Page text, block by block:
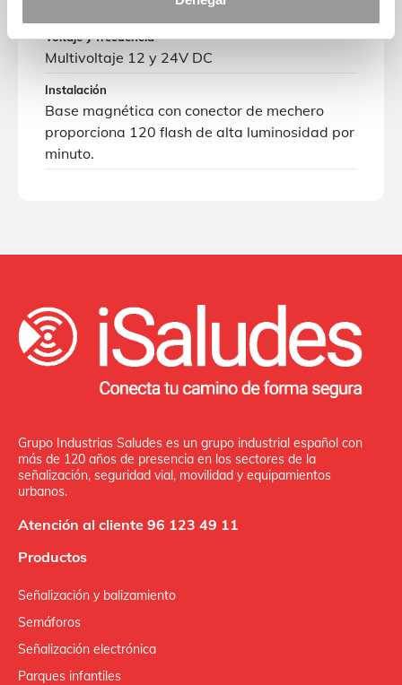
Voltaje y frecuencia
Multivoltaje 12 y 24V DC
Instalación
Base magnética con conector de mechero
proporciona 120 flash de alta luminosidad por
minuto.
Grupo Industrias Saludes es un grupo industrial español con
más de 120 años de presencia en los sectores de la
señalización, seguridad vial, movilidad y equipamientos
urbanos.
Atención al cliente 96 123 49 11
Productos
Señalización y balizamiento
Semáforos
Señalización electrónica
Parques infantiles